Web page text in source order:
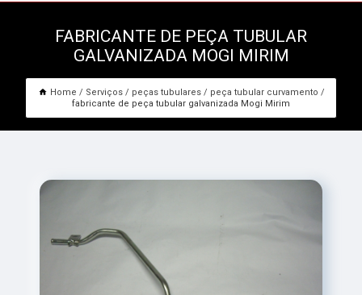
FABRICANTE DE PEÇA TUBULAR
GALVANIZADA MOGI MIRIM
Home Serviços peças tubulares
peça tubular curvamento
fabricante de peça tubular galvanizada Mogi Mirim